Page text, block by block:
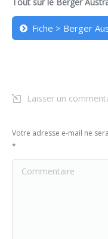
Fiche > Berger
Laisser un
Votre adresse e-mail ne
*
Commentaire